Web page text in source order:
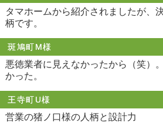
タマホームから紹介されましたが、
柄です。
斑鳩町M様
悪徳業者に見えなかったから（笑）
かった。
王寺町U様
営業の猪ノ口様の人柄と設計力